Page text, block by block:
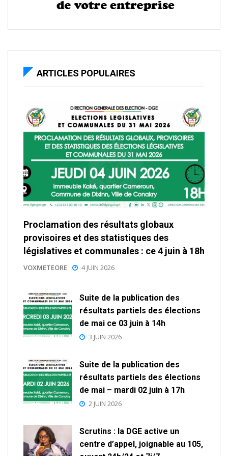
ARTICLES POPULAIRES
Proclamation des résultats globaux
provisoires et des statistiques des
législatives et communales : ce 4 juin à 18h
VOXMETEORE 4 JUIN 2026
Suite de la publication des
résultats partiels des élections
de mai ce 03 juin à 14h
3 JUIN 2026
Suite de la publication des
résultats partiels des élections
de mai – mardi 02 juin à 17h
2 JUIN 2026
Scrutins : la DGE active un
centre d’appel, joignable au 105,